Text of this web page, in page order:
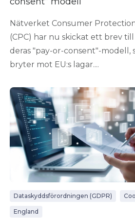
Nätverket Consumer
(CPC) har nu skickat ett brev
deras "pay-or-consent"-modell,
bryter mot EU:s lagar....
Dataskyddsförordningen (GDPR)
England